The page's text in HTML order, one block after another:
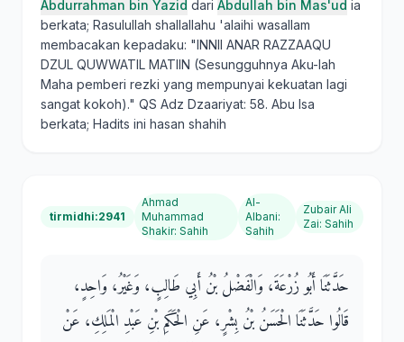
Abdurrahman bin Yazid dari Abdullah bin Mas'ud ia
berkata; Rasulullah shallallahu 'alaihi wasallam
membacakan kepadaku: "INNII ANAR RAZZAAQU
DZUL QUWWATIL MATIIN (Sesungguhnya Aku-lah
Maha pemberi rezki yang mempunyai kekuatan lagi
sangat kokoh)." QS Adz Dzaariyat: 58. Abu Isa
berkata; Hadits ini hasan shahih
tirmidhi:2941
Ahmad
Muhammad
Shakir: Sahih
Al-
Albani:
Sahih
Zubair Ali
Zai: Sahih
حَدَّثَنَا أَبُو زُرْعَةَ، وَالْفَضْلُ بْنُ أَبِي طَالِبٍ، وَغَيْرُ، وَاحِدٍ،
قَالُوا حَدَّثَنَا الْحَسَنُ بْنُ بِشْرٍ، عَنِ الْحَكَمِ بْنِ عَبْدِ الْمَلِكِ، عَنْ